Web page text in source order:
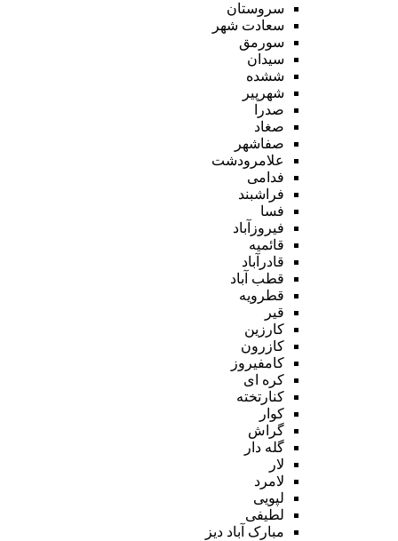
سروستان
سعادت شهر
سورمق
سیدان
ششده
شهرپیر
صدرا
صغاد
صفاشهر
علامرودشت
فدامی
فراشبند
فسا
فیروزآباد
قائمیه
قادرآباد
قطب آباد
قطرویه
قیر
کارزین
کازرون
کامفیروز
کره ای
کنارتخته
کوار
گراش
گله دار
لار
لامرد
لپویی
لطیفی
مبارک آباد دیز